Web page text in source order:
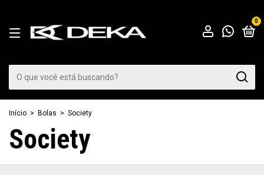
0
Início > Bolas > Society
Society